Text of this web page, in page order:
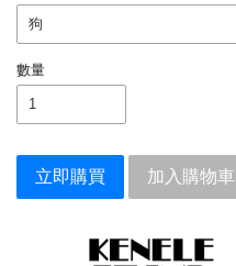
數量
立即購買 加入購物車